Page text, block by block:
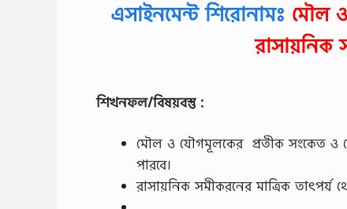
এসাইনমেন্ট শিরোনামঃ মৌল ও
রাসায়নিক
শিখনফল/বিষয়বস্তু :
মৌল ও যৌগমূলকের প্রতীক সংকেত ও
পারবে।
রাসায়নিক সমীকরনের মাত্রিক তাৎপর্য